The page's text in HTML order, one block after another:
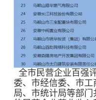
全市民营企业百强
委、市经信委、市
局、市统计局等部